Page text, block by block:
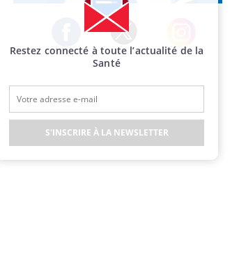
Facebook Twitter Instagram
Restez connecté à toute l’actualité de la
Santé
S'INSCRIRE À LA NEWSLETTER